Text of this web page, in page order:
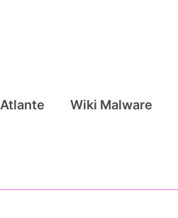
Atlante Wiki Malware